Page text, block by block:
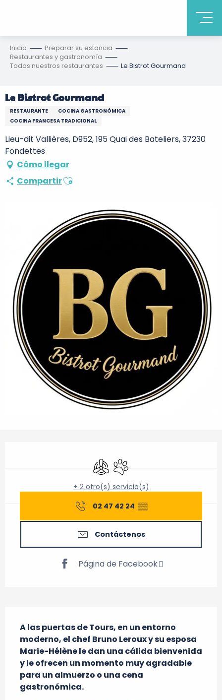
Inicio
Preparar su estancia
Restaurantes y gastronomía
Todos nuestros restaurantes
Le Bistrot Gourmand
Le Bistrot Gourmand
RESTAURANTE
COCINA GASTRONÓMICA
COCINA FRANCESA TRADICIONAL
Lieu-dit Vallières, D952, 195 Quai des Bateliers, 37230
Fondettes
Cómo llegar
CompartirAjouter aux favoris
Aire Acondicionado
Se aceptan animales
+ 2 otro(s) servicio(s)
02 47 42 24 ▒▒
Contáctenos
Página de Facebook
A las puertas de Tours, en un entorno
moderno, el chef Bruno Leroux y su esposa
Marie-Hélène le dan una cálida bienvenida
y le ofrecen un momento muy agradable
para un almuerzo o una cena
gastronómica.